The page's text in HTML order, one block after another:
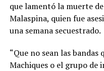
que lamentó la muerte
Malaspina, quien fue
una semana secuestrado.
“Que no sean las
Machiques o el grupo de